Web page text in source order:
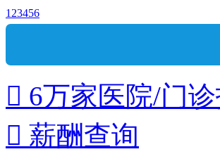
1 23456
 6万家医院/门
 薪酬查询